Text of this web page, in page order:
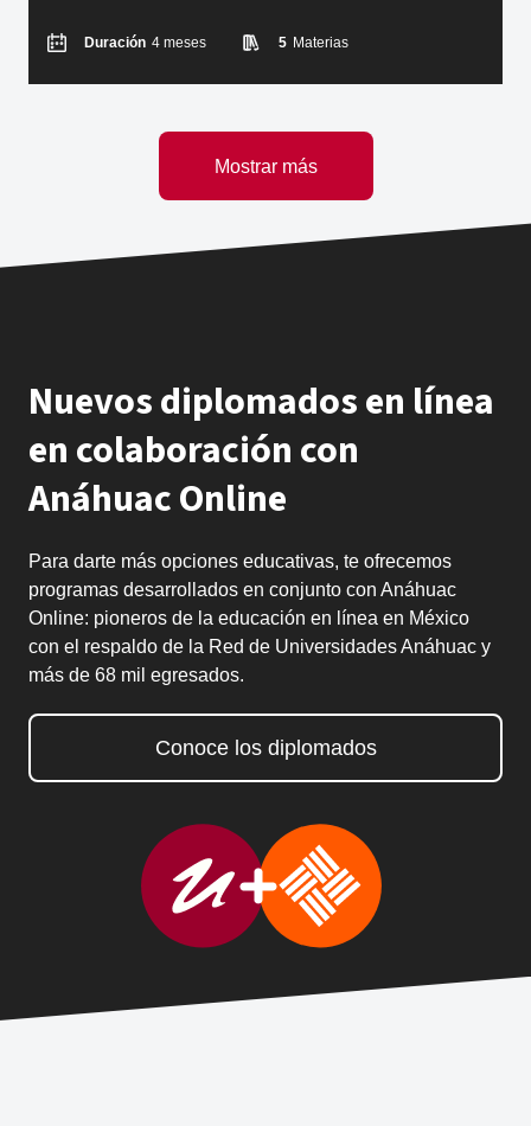
Duración 4 meses 5 Materias
Mostrar más
Nuevos diplomados en línea
en colaboración con
Anáhuac Online
Para darte más opciones educativas, te ofrecemos
programas desarrollados en conjunto con Anáhuac
Online: pioneros de la educación en línea en México
con el respaldo de la Red de Universidades Anáhuac y
más de 68 mil egresados.
Conoce los diplomados